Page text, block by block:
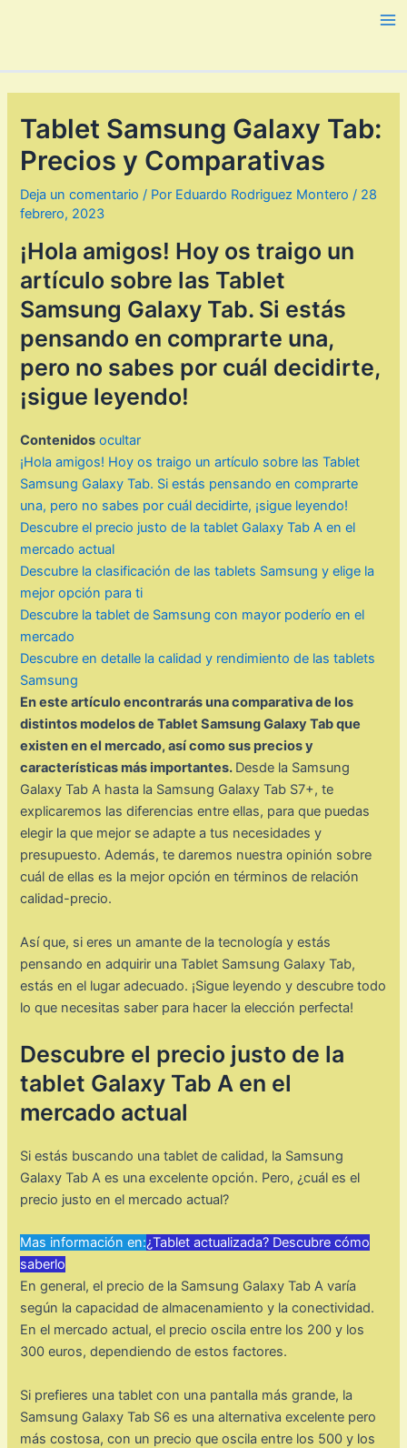
Tablet Samsung Galaxy Tab:
Precios y Comparativas
Deja un comentario / Por Eduardo Rodriguez Montero/ 28
febrero, 2023
¡Hola amigos! Hoy os traigo un
artículo sobre las Tablet
Samsung Galaxy Tab. Si estás
pensando en comprarte una,
pero no sabes por cuál decidirte,
¡sigue leyendo!
Contenidos ocultar
¡Hola amigos! Hoy os traigo un artículo sobre las Tablet
Samsung Galaxy Tab. Si estás pensando en comprarte
una, pero no sabes por cuál decidirte, ¡sigue leyendo!
Descubre el precio justo de la tablet Galaxy Tab A en el
mercado actual
Descubre la clasificación de las tablets Samsung y elige la
mejor opción para ti
Descubre la tablet de Samsung con mayor poderío en el
mercado
Descubre en detalle la calidad y rendimiento de las tablets
Samsung
En este artículo encontrarás una comparativa de los
distintos modelos de Tablet Samsung Galaxy Tab que
existen en el mercado, así como sus precios y
características más importantes. Desde la Samsung
Galaxy Tab A hasta la Samsung Galaxy Tab S7+, te
explicaremos las diferencias entre ellas, para que puedas
elegir la que mejor se adapte a tus necesidades y
presupuesto. Además, te daremos nuestra opinión sobre
cuál de ellas es la mejor opción en términos de relación
calidad-precio.
Así que, si eres un amante de la tecnología y estás
pensando en adquirir una Tablet Samsung Galaxy Tab,
estás en el lugar adecuado. ¡Sigue leyendo y descubre todo
lo que necesitas saber para hacer la elección perfecta!
Descubre el precio justo de la
tablet Galaxy Tab A en el
mercado actual
Si estás buscando una tablet de calidad, la Samsung
Galaxy Tab A es una excelente opción. Pero, ¿cuál es el
precio justo en el mercado actual?
Mas información en:¿Tablet actualizada? Descubre cómo
saberlo
En general, el precio de la Samsung Galaxy Tab A varía
según la capacidad de almacenamiento y la conectividad.
En el mercado actual, el precio oscila entre los 200 y los
300 euros, dependiendo de estos factores.
Si prefieres una tablet con una pantalla más grande, la
Samsung Galaxy Tab S6 es una alternativa excelente pero
más costosa, con un precio que oscila entre los 500 y los